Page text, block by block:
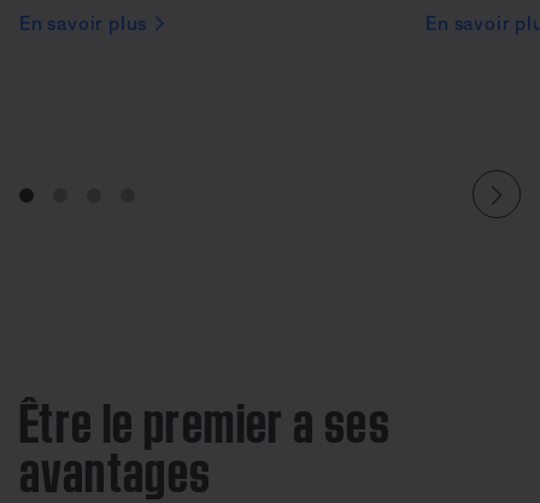
En savoir plus En savoir
Être le premier a ses
avantages